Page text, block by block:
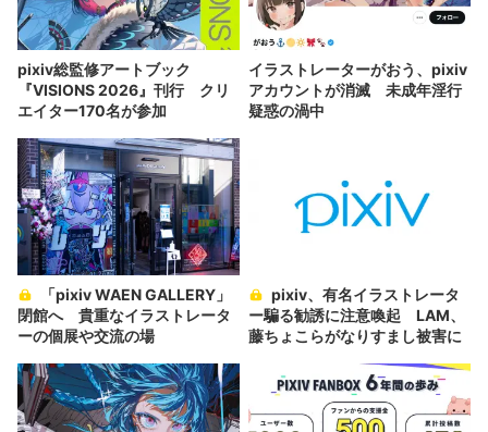
pixiv総監修アートブック
『VISIONS 2026』刊行 クリ
エイター170名が参加
イラストレーターがおう、pixiv
アカウントが消滅 未成年淫行
疑惑の渦中
閉館へ 貴重なイラストレータ
ーの個展や交流の場
ー騙る勧誘に注意喚起 LAM、
藤ちょこらがなりすまし被害に